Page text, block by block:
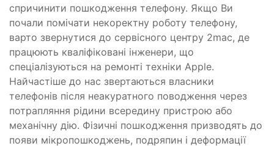
спричинити пошкодження телефону. Якщо Ви
почали помічати некоректну роботу телефону,
варто звернутися до сервісного центру 2mac, де
працюють кваліфіковані інженери, що
спеціалізуються на ремонті техніки Apple.
Найчастіше до нас звертаються власники
телефонів після неакуратного поводження через
потрапляння рідини всередину пристрою або
механічну дію. Фізичні пошкодження призводять до
появи мікропошкоджень, подряпин і деформації